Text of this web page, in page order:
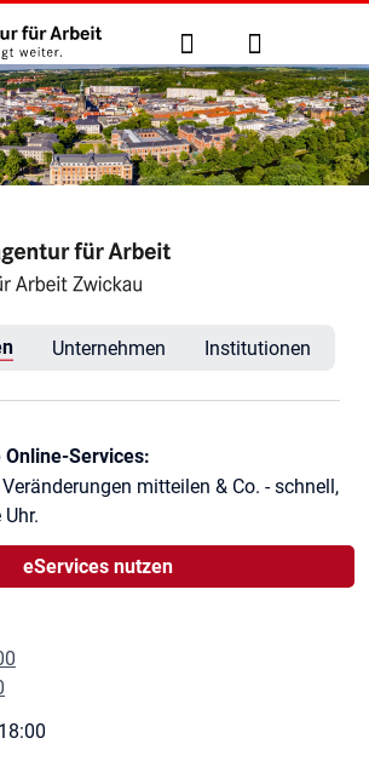
springen
Suche Anmelden
Arbeit Zwickau
Unternehmen Institutionen
Online-Services:
mitteilen & Co. - schnell,
eServices nutzen